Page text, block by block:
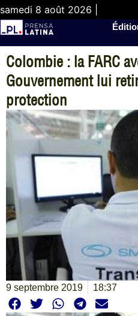
samedi 8 août 2026 |
Colombie : la FARC
Gouvernement lui
protection
9 septembre 2019 18:37